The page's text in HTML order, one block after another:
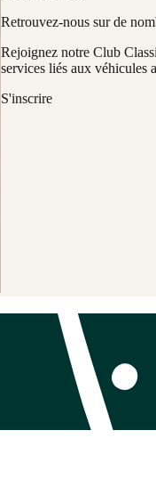
Retrouvez-nous sur de
Rejoignez notre Club
services liés aux véhicules
S'inscrire